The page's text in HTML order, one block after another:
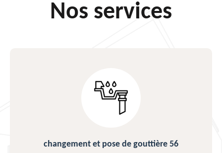
Nos services
changement et pose de gouttière 56